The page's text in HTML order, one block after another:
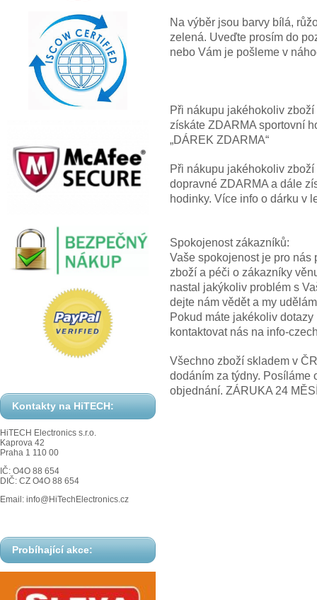
Kontakty na HiTECH:
HiTECH Electronics s.r.o.
Kaprova 42
Praha 1 110 00
IČ: O4O 88 654
DIČ: CZ O4O 88 654
Email: info@HiTechElectronics.cz
Probíhající akce:
Na výběr jsou barvy bílá,
zelená. Uveďte prosím do
nebo Vám je pošleme v
Při nákupu jakéhokoliv
získáte ZDARMA sportovní
„DÁREK ZDARMA“
Při nákupu jakéhokoliv
dopravné ZDARMA a dále
hodinky. Více info o dárku v
Spokojenost zákazníků:
Vaše spokojenost je pro nás
zboží a péči o zákazníky
nastal jakýkoliv problém s
dejte nám vědět a my
Pokud máte jakékoliv
kontaktovat nás na info-
Všechno zboží skladem v
dodáním za týdny. Posíláme
objednání. ZÁRUKA 24